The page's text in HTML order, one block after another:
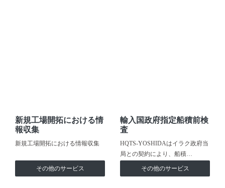
新規工場開拓における情
報収集
新規工場開拓における情報収集
その他のサービス
輸入国政府指定船積前検
査
HQTS-YOSHIDAはイラク政府当
局との契約により、船積…
その他のサービス